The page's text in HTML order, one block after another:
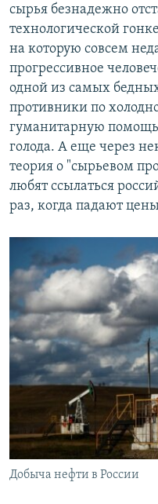
сырья безнадежно
технологической
на которую совсем
прогрессивное
одной из самых
противники по
гуманитарную
голода. А еще через
теория о "сырьевом
любят ссылаться
раз, когда падают
Добыча нефти в России